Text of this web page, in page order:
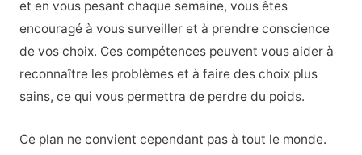
et en vous pesant chaque semaine, vous êtes
encouragé à vous surveiller et à prendre conscience
de vos choix. Ces compétences peuvent vous aider à
reconnaître les problèmes et à faire des choix plus
sains, ce qui vous permettra de perdre du poids.
Ce plan ne convient cependant pas à tout le monde.